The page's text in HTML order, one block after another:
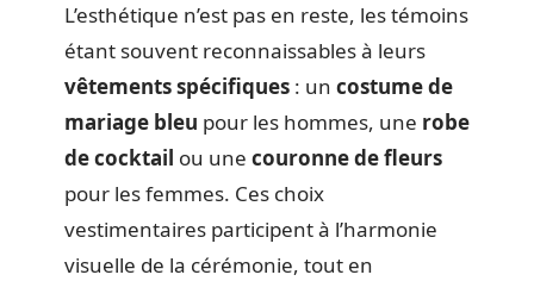
L’esthétique n’est pas en reste, les témoins
étant souvent reconnaissables à leurs
vêtements spécifiques : un costume de
mariage bleu pour les hommes, une robe
de cocktail ou une couronne de fleurs
pour les femmes. Ces choix
vestimentaires participent à l’harmonie
visuelle de la cérémonie, tout en